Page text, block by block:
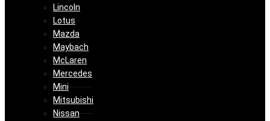
Lincoln
Lotus
Mazda
Maybach
McLaren
Mercedes
Mini
Mitsubishi
Nissan